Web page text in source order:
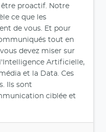
proactif. Notre
ce que les
de vous. Et pour
tout en
devez miser sur
Artificielle,
et la Data. Ces
Ils sont
ciblée et